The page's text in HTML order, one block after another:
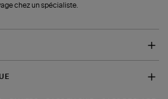
chez un spécialiste.